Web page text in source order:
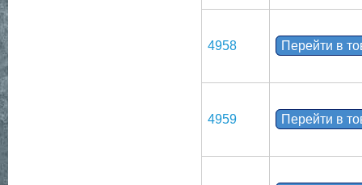
4958 Перейти в
4959 Перейти в